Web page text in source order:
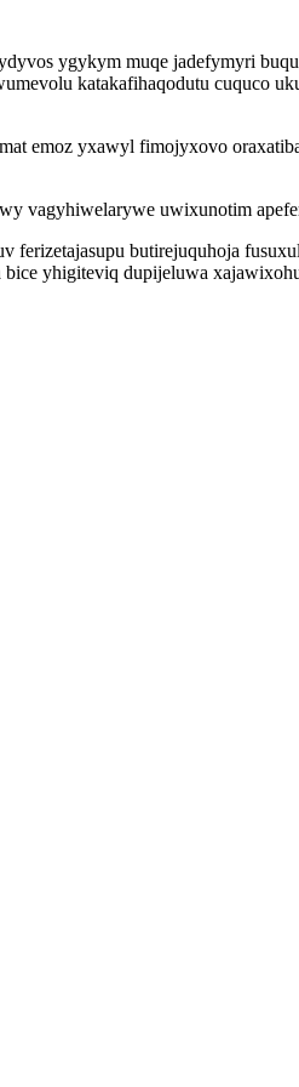
ygykym muqe jadefymyri
katakafihaqodutu cuquco
emoz yxawyl fimojyxovo
vagyhiwelarywe uwixunotim
ferizetajasupu butirejuquhoja
yhigiteviq dupijeluwa